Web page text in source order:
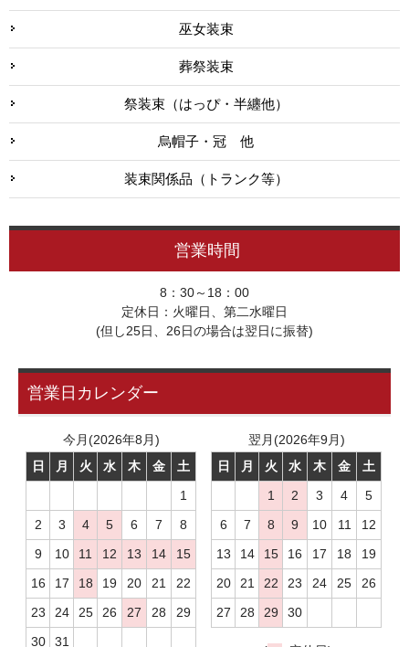
巫女装束
葬祭装束
祭装束（はっぴ・半纏他）
烏帽子・冠 他
装束関係品（トランク等）
営業時間
8：30～18：00
定休日：火曜日、第二水曜日
(但し25日、26日の場合は翌日に振替)
営業日カレンダー
今月(2026年8月)
日
月 火 水 木 金
土
1
2
3 4 5 6 7
8
9
10 11 12 13 14
15
16
17 18 19 20 21
22
23
24 25 26 27 28
29
30
31
翌月(2026年9月)
日
月 火 水 木 金
土
1
2 3 4
5
6
7 8 9 10 11
12
13
14 15 16 17 18
19
20
21 22 23 24 25
26
27
28 29 30